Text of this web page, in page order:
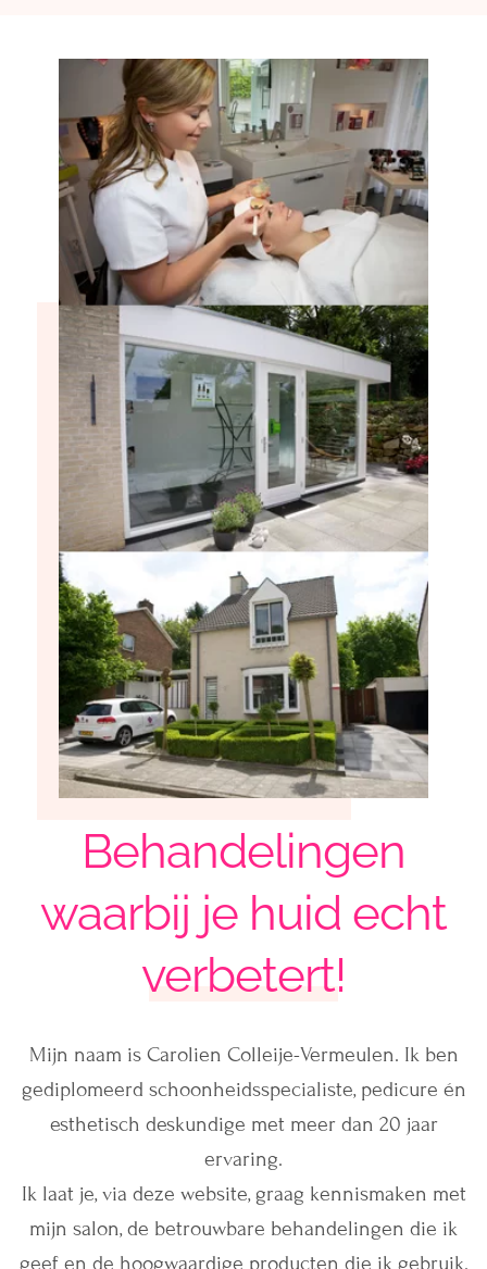
Behandelingen
waarbij je huid echt
verbetert!
Mijn naam is Carolien Colleije-Vermeulen. Ik ben
gediplomeerd schoonheidsspecialiste, pedicure én
esthetisch deskundige met meer dan 20 jaar
ervaring.
Ik laat je, via deze website, graag kennismaken met
mijn salon, de betrouwbare behandelingen die ik
geef en de hoogwaardige producten die ik gebruik.